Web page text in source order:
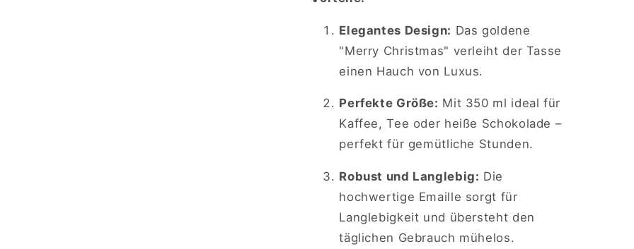
Elegantes Design: Das goldene
"Merry Christmas" verleiht der Tasse
einen Hauch von Luxus.
Perfekte Größe: Mit 350 ml ideal für
Kaffee, Tee oder heiße Schokolade –
perfekt für gemütliche Stunden.
Robust und Langlebig: Die
hochwertige Emaille sorgt für
Langlebigkeit und übersteht den
täglichen Gebrauch mühelos.